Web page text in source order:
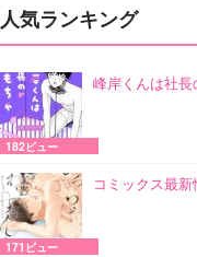
人気ランキング
峰岸くんは社長
182ビュー
コミックス最新
171ビュー